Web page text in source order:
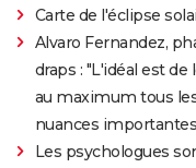
Carte de l'éclipse
Alvaro Fernandez,
draps : "L'idéal est
au maximum tous
nuances
Les psychologues